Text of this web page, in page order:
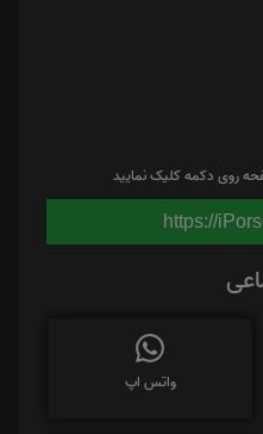
روی دکمه کلیک نمایید
https://
واتس اپ